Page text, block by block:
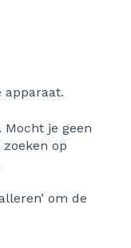
apparaat.
Mocht je geen
op
om de